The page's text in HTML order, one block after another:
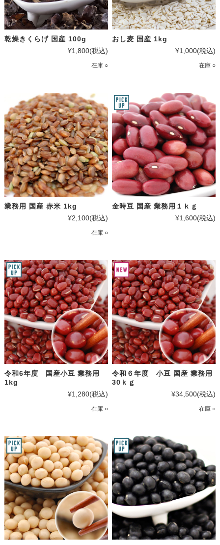
乾燥きくらげ 国産 100g
¥1,800(税込)
在庫 ○
おし麦 国産 1kg
¥1,000(税込)
在庫 ○
業務用 国産 赤米 1kg
¥2,100(税込)
在庫 ○
金時豆 国産 業務用１ｋｇ
¥1,600(税込)
令和6年度 国産小豆 業務用
1kg
¥1,280(税込)
在庫 ○
令和６年度 小豆 国産 業務用
30ｋｇ
¥34,500(税込)
在庫 ○